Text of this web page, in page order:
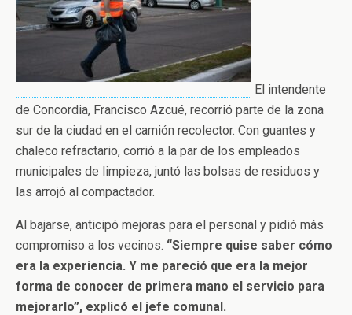
El intendente
de Concordia, Francisco Azcué, recorrió parte de la zona
sur de la ciudad en el camión recolector. Con guantes y
chaleco refractario, corrió a la par de los empleados
municipales de limpieza, juntó las bolsas de residuos y
las arrojó al compactador.
Al bajarse, anticipó mejoras para el personal y pidió más
compromiso a los vecinos. “Siempre quise saber cómo
era la experiencia. Y me pareció que era la mejor
forma de conocer de primera mano el servicio para
mejorarlo”, explicó el jefe comunal.